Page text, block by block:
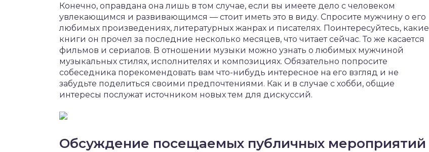
Конечно, оправдана она лишь в том случае, если вы имеете дело с человеком
увлекающимся и развивающимся — стоит иметь это в виду. Спросите мужчину о его
любимых произведениях, литературных жанрах и писателях. Поинтересуйтесь, какие
книги он прочел за последние несколько месяцев, что читает сейчас. То же касается
фильмов и сериалов. В отношении музыки можно узнать о любимых мужчиной
музыкальных стилях, исполнителях и композициях. Обязательно попросите
собеседника порекомендовать вам что-нибудь интересное на его взгляд и не
забудьте поделиться своими предпочтениями. Как и в случае с хобби, общие
интересы послужат источником новых тем для дискуссий.
Обсуждение посещаемых публичных мероприятий